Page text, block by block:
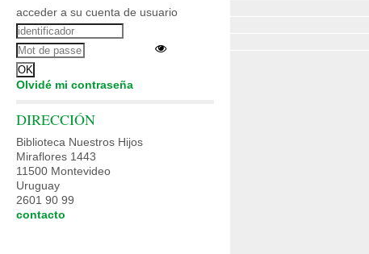
acceder a su cuenta de usuario
Olvidé mi contraseña
DIRECCIÓN
Biblioteca Nuestros Hijos
Miraflores 1443
11500 Montevideo
Uruguay
2601 90 99
contacto